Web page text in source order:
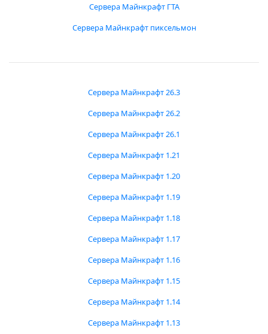
Сервера Майнкрафт ГТА
Сервера Майнкрафт пиксельмон
Сервера Майнкрафт 26.3
Сервера Майнкрафт 26.2
Сервера Майнкрафт 26.1
Сервера Майнкрафт 1.21
Сервера Майнкрафт 1.20
Сервера Майнкрафт 1.19
Сервера Майнкрафт 1.18
Сервера Майнкрафт 1.17
Сервера Майнкрафт 1.16
Сервера Майнкрафт 1.15
Сервера Майнкрафт 1.14
Сервера Майнкрафт 1.13